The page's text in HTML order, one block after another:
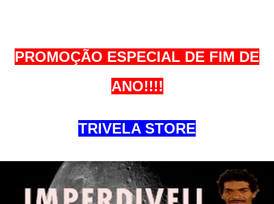
PROMOÇÃO ESPECIAL DE FIM DE
ANO!!!!
TRIVELA STORE